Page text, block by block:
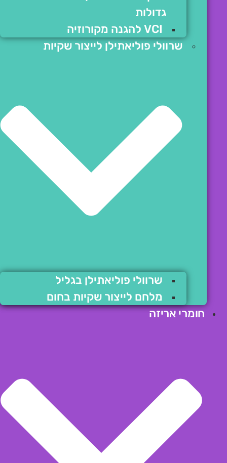
גדולות
VCI להגנה מקורוזיה
שרוולי פוליאתילן לייצור שקיות
שרוולי פוליאתילן בגליל
מלחם לייצור שקיות בחום
חומרי אריזה